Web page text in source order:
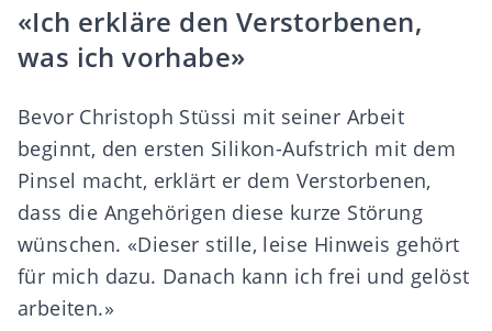
«Ich erkläre den Verstorbenen,
was ich vorhabe»
Bevor Christoph Stüssi mit seiner Arbeit
beginnt, den ersten Silikon-Aufstrich mit dem
Pinsel macht, erklärt er dem Verstorbenen,
dass die Angehörigen diese kurze Störung
wünschen. «Dieser stille, leise Hinweis gehört
für mich dazu. Danach kann ich frei und gelöst
arbeiten.»